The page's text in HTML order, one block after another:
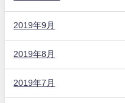
2019年9月
2019年8月
2019年7月